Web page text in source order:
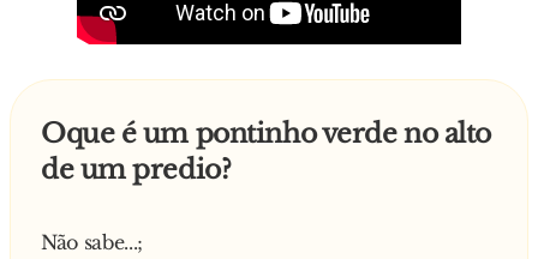
Oque é um pontinho verde no alto
de um predio?
Não sabe...;